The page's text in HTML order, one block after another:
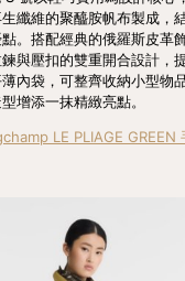
纖維的聚醯胺帆布製成，
。搭配經典的俄羅斯皮革
與壓扣的雙重開合設計，
內袋，可整齊收納小型物
增添一抹精緻亮點。
LE PLIAGE GREEN